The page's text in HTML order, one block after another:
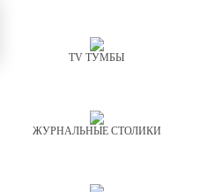
TV ТУМБЫ
ЖУРНАЛЬНЫЕ СТОЛИКИ